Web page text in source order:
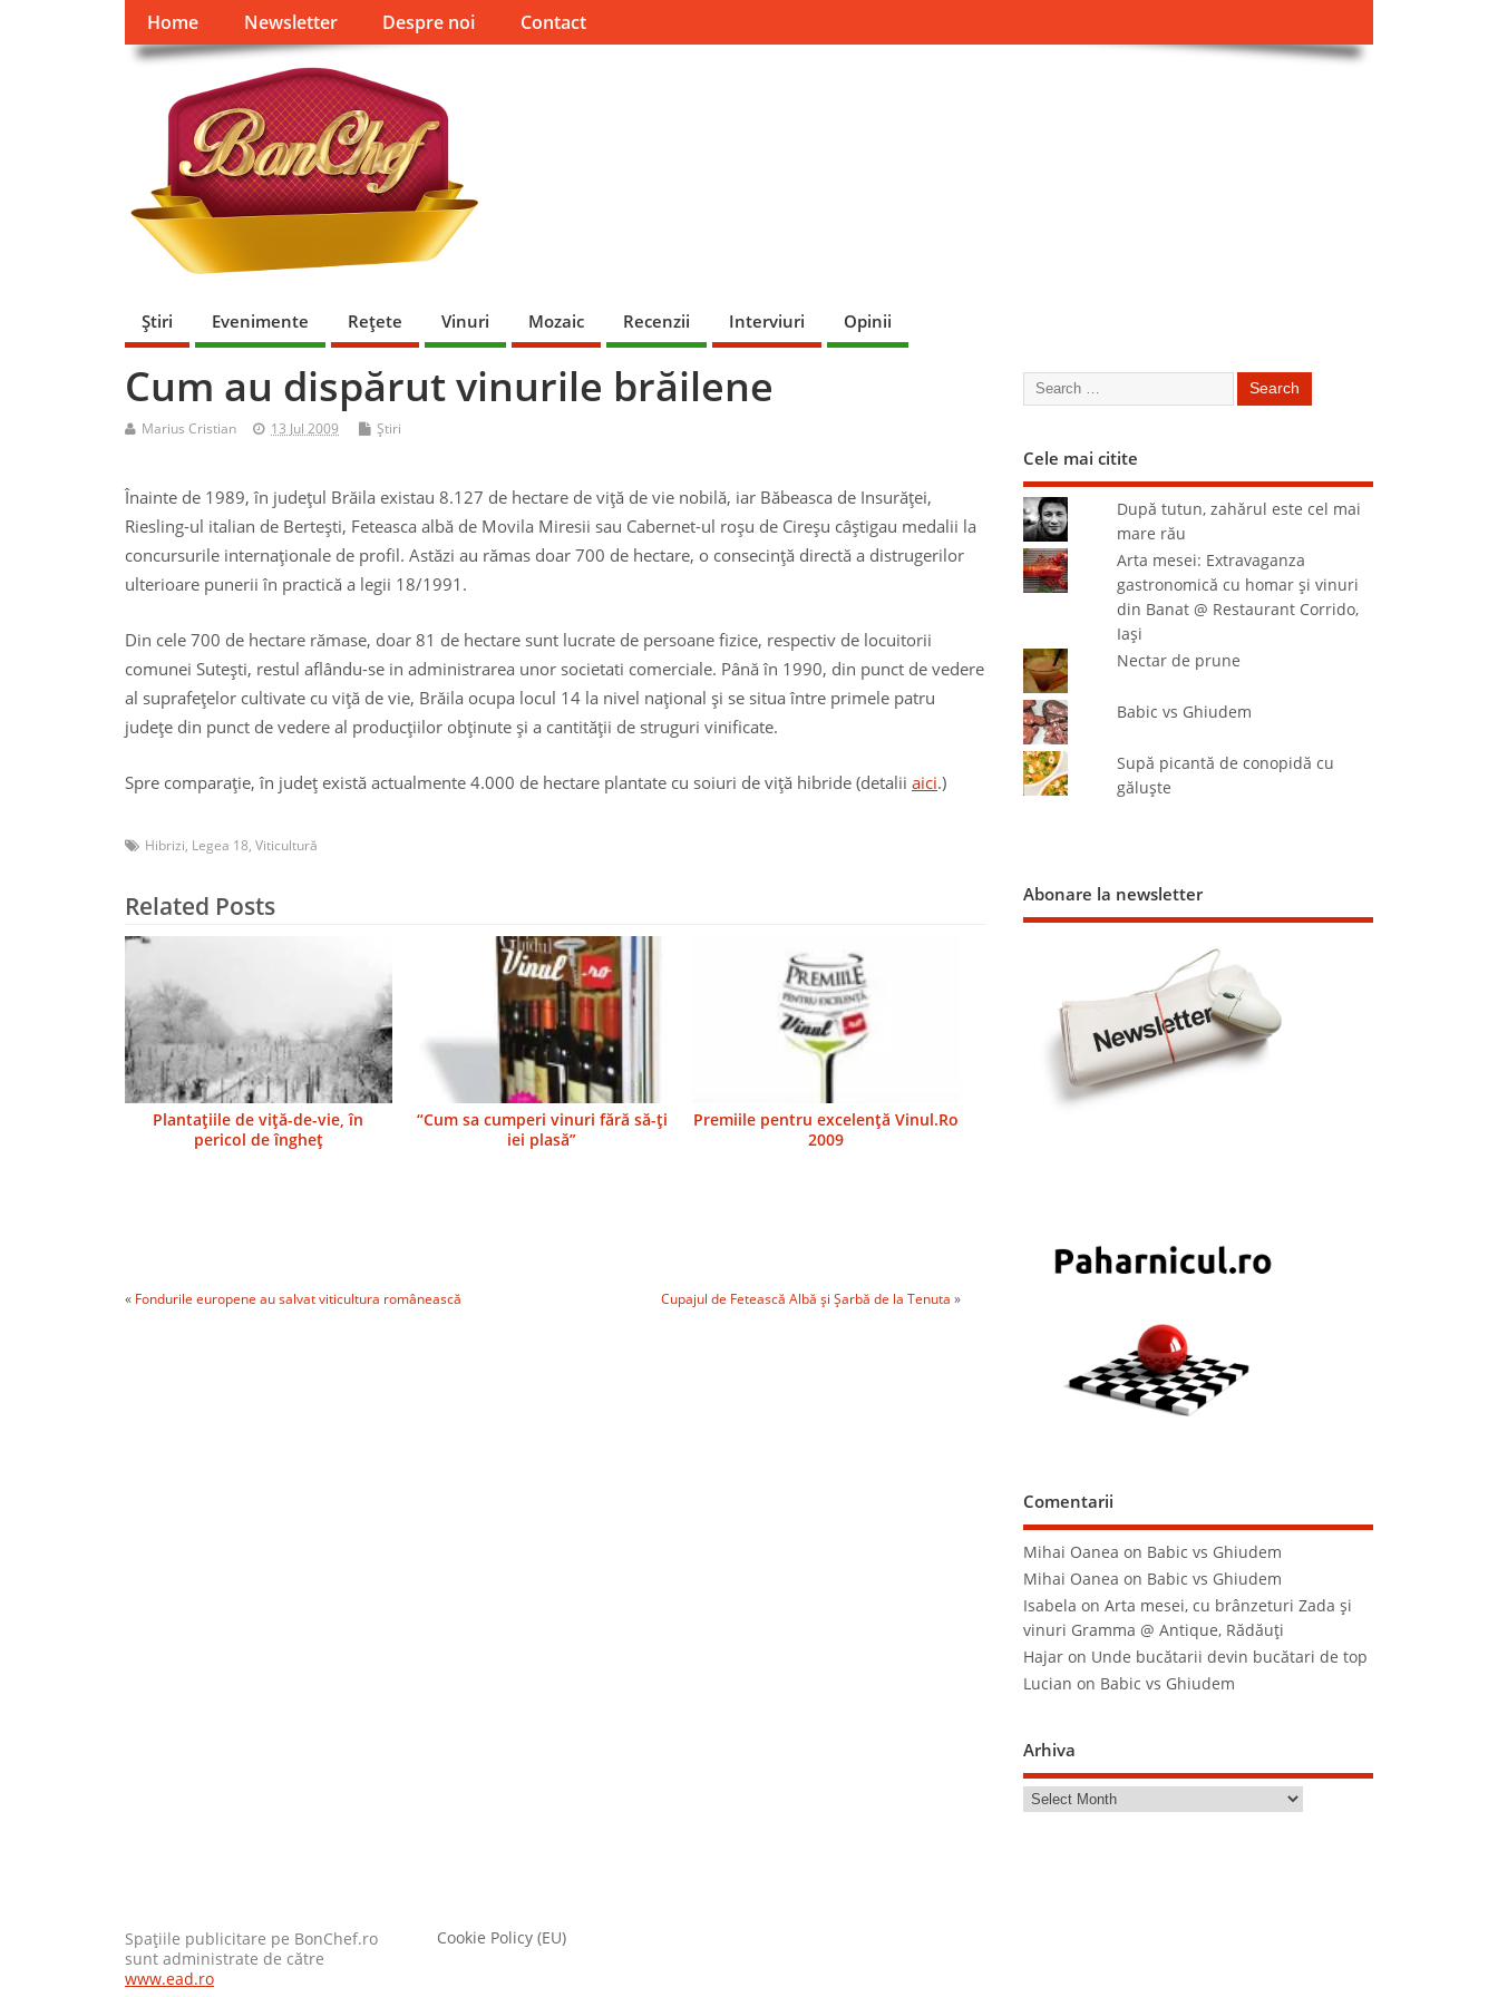
Home Newsletter Despre noi Contact
Ştiri Evenimente Reţete Vinuri Mozaic Recenzii Interviuri Opinii
Cum au dispărut vinurile brăilene
Marius Cristian 13 Jul 2009 Ştiri
Înainte de 1989, în judeţul Brăila existau 8.127 de hectare de viţă de vie nobilă, iar Băbeasca de Insurăţei,
Riesling-ul italian de Berteşti, Feteasca albă de Movila Miresii sau Cabernet-ul roşu de Cireşu câştigau medalii la
concursurile internaţionale de profil. Astăzi au rămas doar 700 de hectare, o consecinţă directă a distrugerilor
ulterioare punerii în practică a legii 18/1991.
Din cele 700 de hectare rămase, doar 81 de hectare sunt lucrate de persoane fizice, respectiv de locuitorii
comunei Suteşti, restul aflându-se in administrarea unor societati comerciale. Până în 1990, din punct de vedere
al suprafeţelor cultivate cu viţă de vie, Brăila ocupa locul 14 la nivel naţional şi se situa între primele patru
judeţe din punct de vedere al producţiilor obţinute şi a cantităţii de struguri vinificate.
Spre comparaţie, în judeţ există actualmente 4.000 de hectare plantate cu soiuri de viţă hibride (detalii aici.)
Hibrizi, Legea 18, Viticultură
Related Posts
Plantaţiile de viţă-de-vie, în
pericol de îngheţ
“Cum sa cumperi vinuri fără să-ţi
iei plasă”
Premiile pentru excelenţă Vinul.Ro
2009
« Fondurile europene au salvat viticultura românească Cupajul de Fetească Albă şi Şarbă de la Tenuta »
Cele mai citite
După tutun, zahărul este cel mai
mare rău
Arta mesei: Extravaganza
gastronomică cu homar şi vinuri
din Banat @ Restaurant Corrido,
Iaşi
Nectar de prune
Babic vs Ghiudem
Supă picantă de conopidă cu
găluşte
Abonare la newsletter
Comentarii
Mihai Oanea on Babic vs Ghiudem
Mihai Oanea on Babic vs Ghiudem
Isabela onArta mesei, cu brânzeturi Zada şi
vinuri Gramma @ Antique, Rădăuţi
Hajar on Unde bucătarii devin bucătari de top
Lucian on Babic vs Ghiudem
Arhiva
Spaţiile publicitare pe BonChef.ro
sunt administrate de către
www.ead.ro
Cookie Policy (EU)